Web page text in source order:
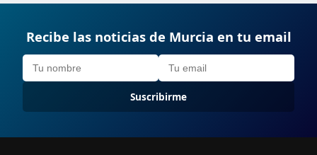
Recibe las noticias de Murcia en tu email
Suscribirme